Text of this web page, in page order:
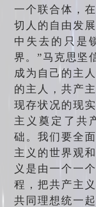
一个联合体，
切人的自由发
中失去的只是
界。”马克思坚
成为自己的主
的主人，共产
现存状况的现
主义奠定了共
础。我们要全
主义的世界观
义是由一个一
程，把共产主
共同理想统一